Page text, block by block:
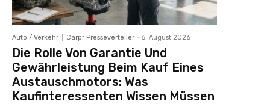
Auto / Verkehr Carpr Presseverteiler - 6. August 2026
Die Rolle Von Garantie Und
Gewährleistung Beim Kauf Eines
Austauschmotors: Was
Kaufinteressenten Wissen Müssen